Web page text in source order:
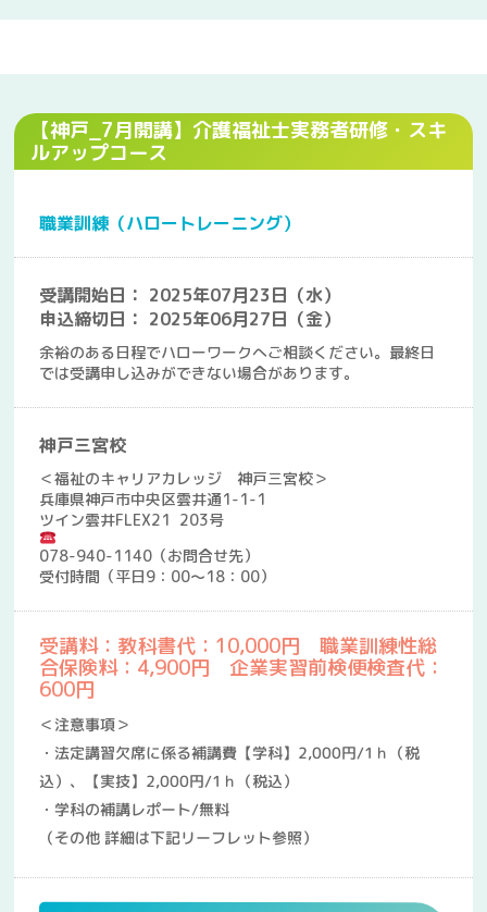
【神戸_7月開講】介護福祉士実務者研修・スキ
ルアップコース
職業訓練（ハロートレーニング）
受講開始日： 2025年07月23日（水）
申込締切日： 2025年06月27日（金）
余裕のある日程でハローワークへご相談ください。最終日
では受講申し込みができない場合があります。
神戸三宮校
＜福祉のキャリアカレッジ 神戸三宮校＞
兵庫県神戸市中央区雲井通1-1-1
ツイン雲井FLEX21 203号
078-940-1140（お問合せ先）
受付時間（平日9：00～18：00）
受講料：教科書代：10,000円 職業訓練性総
合保険料：4,900円 企業実習前検便検査代：
600円
＜注意事項＞
・法定講習欠席に係る補講費【学科】2,000円/1ｈ（税
込）、【実技】2,000円/1ｈ（税込）
・学科の補講レポート/無料
（その他 詳細は下記リーフレット参照）